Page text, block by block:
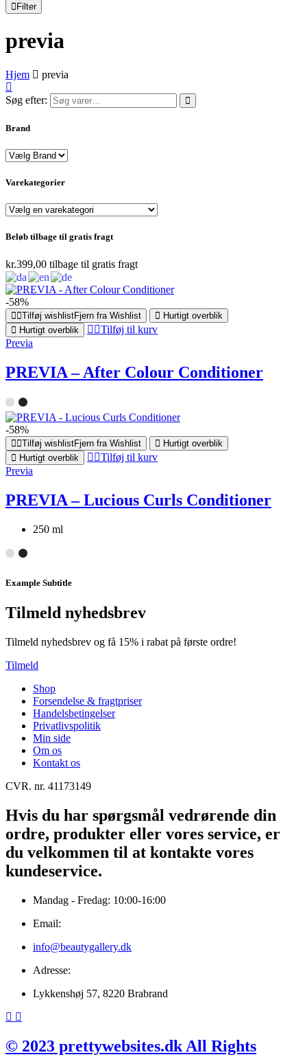
Filter
previa
Hjem previa
Søg efter:
Brand
Varekategorier
Beløb tilbage til gratis fragt
kr.399,00 tilbage til gratis fragt
-58%
Tilføj wishlistFjern fra Wishlist
Hurtigt overblik
Hurtigt overblik
Tilføj til kurv
Previa
PREVIA – After Colour Conditioner
-58%
Tilføj wishlistFjern fra Wishlist
Hurtigt overblik
Hurtigt overblik
Tilføj til kurv
Previa
PREVIA – Lucious Curls Conditioner
250 ml
Example Subtitle
Tilmeld nyhedsbrev
Tilmeld nyhedsbrev og få 15% i rabat på første ordre!
Tilmeld
Shop
Forsendelse & fragtpriser
Handelsbetingelser
Privatlivspolitik
Min side
Om os
Kontakt os
CVR. nr. 41173149
Hvis du har spørgsmål vedrørende din
ordre, produkter eller vores service, er
du velkommen til at kontakte vores
kundeservice.
Mandag - Fredag: 10:00-16:00
Email:
info@beautygallery.dk
Adresse:
Lykkenshøj 57, 8220 Brabrand
© 2023 prettywebsites.dk All Rights